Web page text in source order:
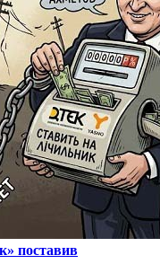
поставив